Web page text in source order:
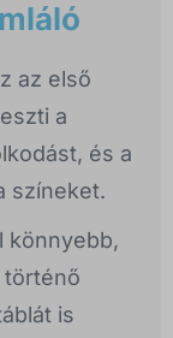
az első
a
és a
színeket.
könnyebb,
történő
is